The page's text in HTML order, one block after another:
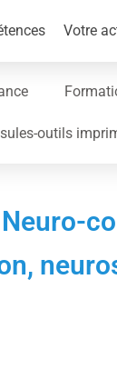
Votre
outils